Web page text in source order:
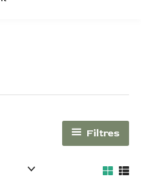
Filtres